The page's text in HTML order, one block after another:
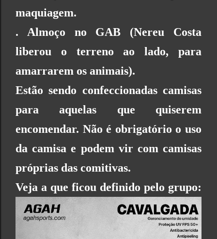
maquiagem.
. Almoço no GAB (Nereu Costa
liberou o terreno ao lado, para
amarrarem os animais).
Estão sendo confeccionadas camisas
para aquelas que quiserem
encomendar. Não é obrigatório o uso
da camisa e podem vir com camisas
próprias das comitivas.
Veja a que ficou definido pelo grupo: